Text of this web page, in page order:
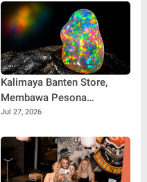
Kalimaya Banten Store,
Membawa Pesona
Kalimaya Banten
dan Internasional
Jul 27, 2026